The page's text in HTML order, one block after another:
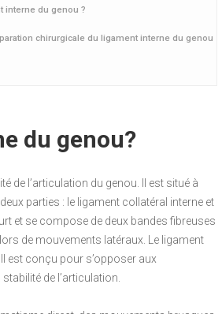
interne du genou ?
chirurgicale du ligament interne du genou
du genou?
de l’articulation du genou. Il est situé à
parties : le ligament collatéral interne et
et se compose de deux bandes fibreuses
de mouvements latéraux. Le ligament
est conçu pour s’opposer aux
de l’articulation.